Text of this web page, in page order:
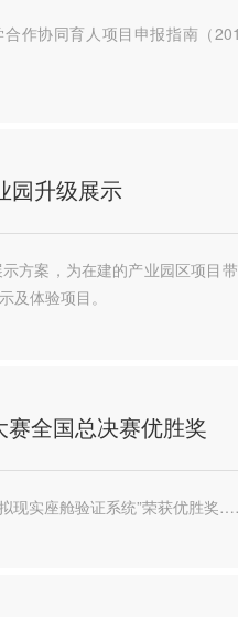
作协同育人项目申报指南（
园升级展示
方案，为在建的产业园区项目
及体验项目。
全国总决赛优胜奖
现实座舱验证系统”荣获优胜奖